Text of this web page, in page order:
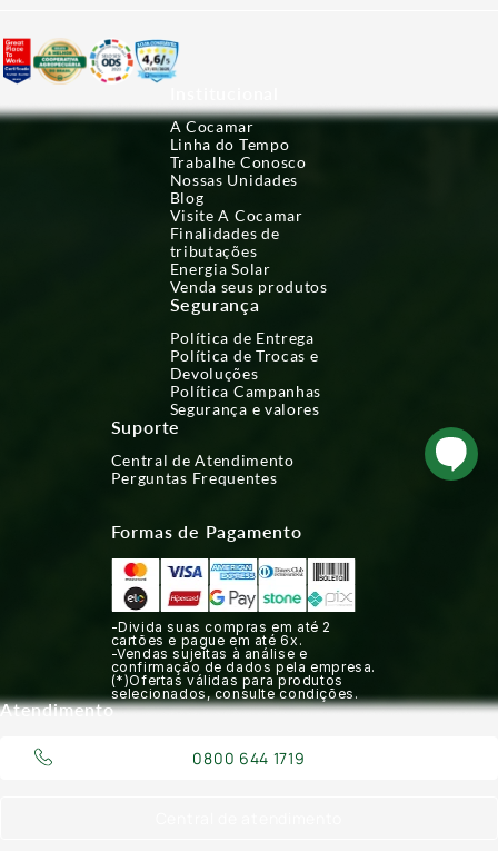
A Cocamar
Linha do Tempo
Trabalhe Conosco
Nossas Unidades
Blog
Visite A Cocamar
Finalidades de
tributações
Energia Solar
Venda seus produtos
Segurança
Política de Entrega
Política de Trocas e
Devoluções
Política Campanhas
Segurança e valores
Suporte
Central de Atendimento
Perguntas Frequentes
Formas de Pagamento
-Divida suas compras em até 2
cartões e pague em até 6x.
-Vendas sujeitas à análise e
confirmação de dados pela empresa.
(*)Ofertas válidas para produtos
selecionados, consulte condições.
Atendimento
0800 644 1719